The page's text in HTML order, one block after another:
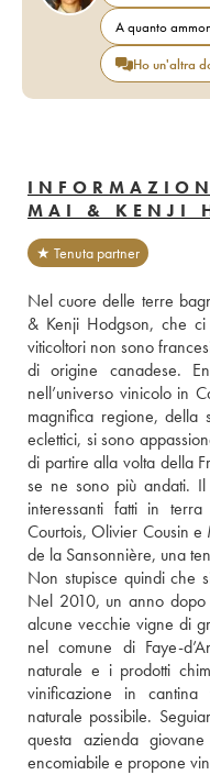
A quanto
Ho un'altra
MAI & KENJI
★ Tenuta partner
Nel cuore delle terre
& Kenji Hodgson, che
viticoltori non sono
di origine canadese.
nell’universo vinicolo in
magnifica regione, della
eclettici, si sono
di partire alla volta della
se ne sono più andati.
interessanti fatti in
Courtois, Olivier Cousin
de la Sansonnière, una
Non stupisce quindi che
Nel 2010, un anno
alcune vecchie vigne di
nel comune di Faye-
naturale e i prodotti
vinificazione in
naturale possibile.
questa azienda
encomiabile e propone